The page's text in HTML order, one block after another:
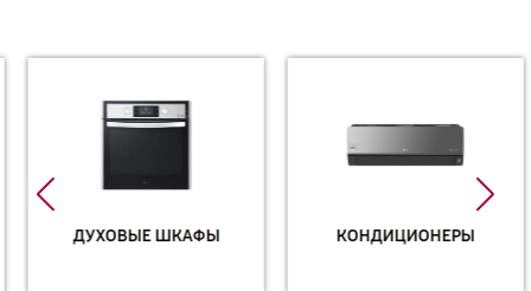
ДУХОВЫЕ ШКАФЫ КОНДИЦИОНЕРЫ